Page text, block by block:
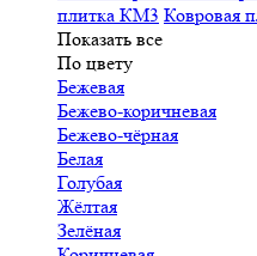
плитка КМ3 Ковровая
Показать все
По цвету
Бежевая
Бежево-коричневая
Бежево-чёрная
Белая
Голубая
Жёлтая
Зелёная